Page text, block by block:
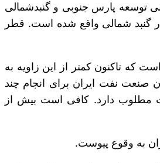
توسعه پارس جنوبی و گنبدشمالی
با برداشت قطر برابر است؛ هرچند بیش از ٦٠ درصد ذخیره میدان در گنبد شمالی واقع شده است. قطر
که تاکنون کمتر از این زاویه به
صنعت نفت ایران برای انجام چند
مطلوب دارد. کافی است بیش از